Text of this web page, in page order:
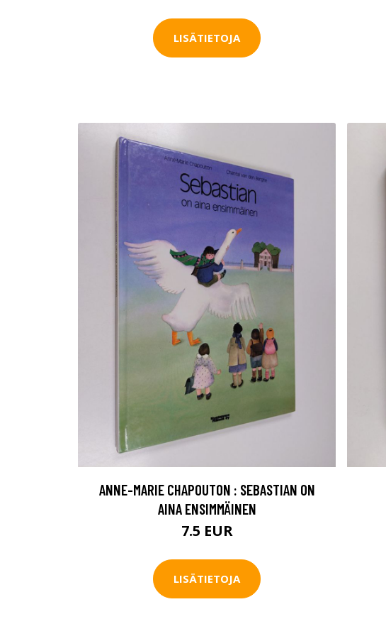
LISÄTIETOJA
ANNE-MARIE CHAPOUTON : SEBASTIAN ON
AINA ENSIMMÄINEN
7.5 EUR
LISÄTIETOJA